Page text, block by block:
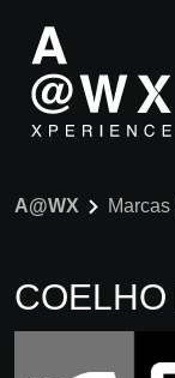
A@WX Marcas
COELHO